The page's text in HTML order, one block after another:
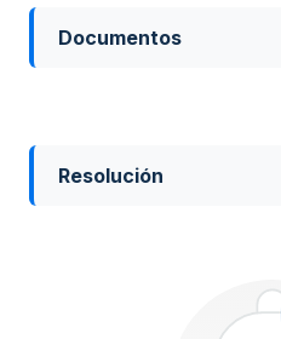
Documentos
Resolución